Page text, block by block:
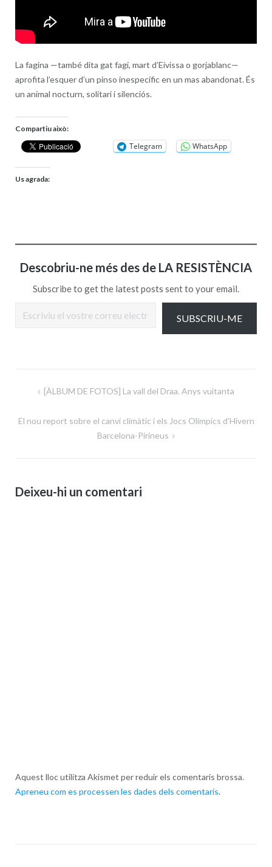
La fagina —també dita gat fagí, mart d’Eivissa o gorjablanc—
aprofita l’esquer d’un pinso inespecífic en un mas abandonat. És
un animal nocturn, solitari i silenciós.
Compartiu això:
Telegram WhatsApp
Us agrada:
Descobriu-ne més des de LA RESISTÈNCIA
Subscribe to get the latest posts sent to your email.
SUBSCRIU-ME
Navegació
[ÀLBUM DE FOTOS] La vall del Draa. Anys vuitanta
El nou report sobre el canvi climàtic i els Jocs Olímpics d’Hivern
Barcelona-Pirineus
Deixeu-hi un comentari
Aquest lloc utilitza Akismet per reduir els comentaris brossa.
Apreneu com es processen les dades dels comentaris.